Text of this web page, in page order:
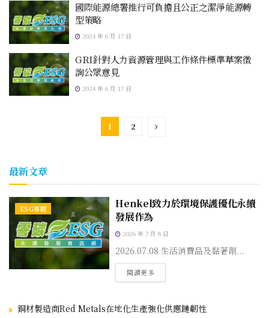
國際能源總署推行可負擔且公正之潔淨能源轉
型策略
2024 年 6 月 17 日
GRI針對人力資源管理與工作條件標準草案徵
詢公眾意見
2024 年 6 月 17 日
1 2
最新文章
ESG專題
Henkel致力於環境保護優化永續
發展作為
2026 年 7 月 8 日
2026.07.08 生活消費品及黏著劑...
閱讀更多
銅材製造商Red Metals在地化生產強化供應鏈韌性